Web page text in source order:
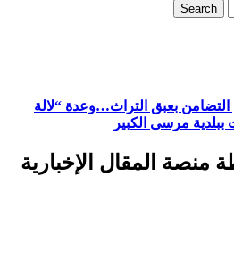
Search
بعبق التراث…وعدة “لالة
ببلدية مرسى الكبير
المقال الإخبارية